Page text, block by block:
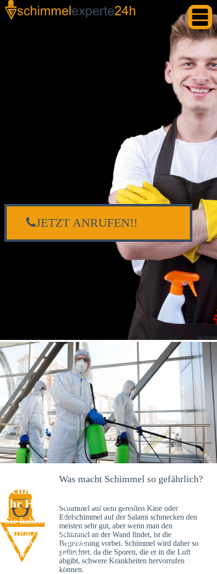
Schimmelexperte in Simonswald –
Ihr Helfer an Ort und Stelle
Sie haben kürzlich
schwarze Flecken an
Ihrer Wand entdeckt?
Schlechte Nachrichten:
Sie haben einen
JETZT ANRUFEN!!
Was macht Schimmel so gefährlich?
Schimmel auf dem gereiften Käse oder
Edelschimmel auf der Salami schmecken den
meisten sehr gut, aber wenn man den
Schimmel an der Wand findet, ist die
Begeisterung vorbei. Schimmel wird daher so
gefürchtet, da die Sporen, die er in die Luft
abgibt, schwere Krankheiten hervorrufen
können.